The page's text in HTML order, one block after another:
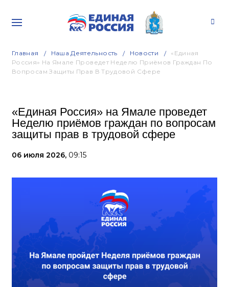
Главная Наша Деятельность Новости
«Единая
Россия» На Ямале Проведет Неделю Приёмов Граждан По
Вопросам Защиты Прав В Трудовой Сфере
«Единая Россия» на Ямале проведет
Неделю приёмов граждан по вопросам
защиты прав в трудовой сфере
06 июля 2026, 09:15